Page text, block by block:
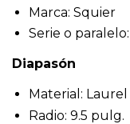
Marca: Squier
Serie o
Diapasón
Material: Laurel
Radio: 9.5 pulg.